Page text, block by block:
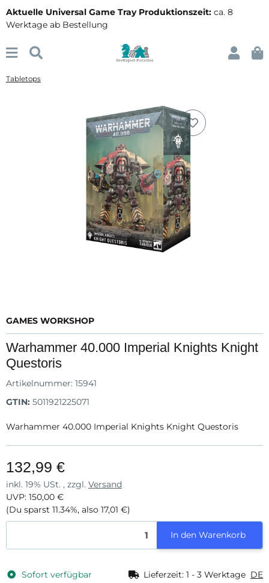
Aktuelle Universal Game Tray Produktionszeit: ca. 8
Werktage ab Bestellung
Tabletops
GAMES WORKSHOP
Warhammer 40.000 Imperial Knights Knight
Questoris
Artikelnummer: 15941
GTIN: 5011921225071
Warhammer 40.000 Imperial Knights Knight Questoris
132,99 €
inkl. 19% USt. , zzgl. Versand
UVP: 150,00 €
(Du sparst 11.34%, also 17,01 €)
In den Warenkorb
Sofort verfügbar Lieferzeit: 1 - 3 Werktage DE